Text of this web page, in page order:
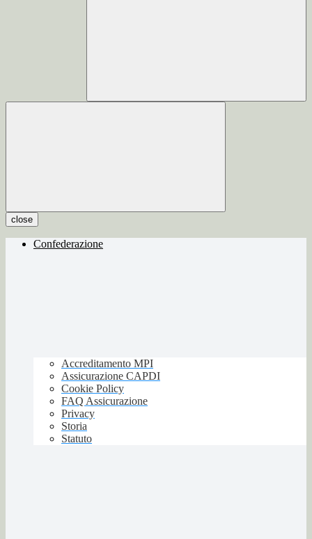
close
Confederazione
Accreditamento MPI
Assicurazione CAPDI
Cookie Policy
FAQ Assicurazione
Privacy
Storia
Statuto